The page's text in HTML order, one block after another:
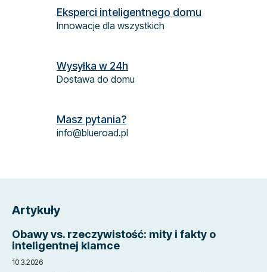
i
l
y
Eksperci inteligentnego domu
Innowacje dla wszystkich
Wysyłka w 24h
Dostawa do domu
Masz pytania?
info@blueroad.pl
Artykuły
Obawy vs. rzeczywistość: mity i fakty o
inteligentnej klamce
10.3.2026